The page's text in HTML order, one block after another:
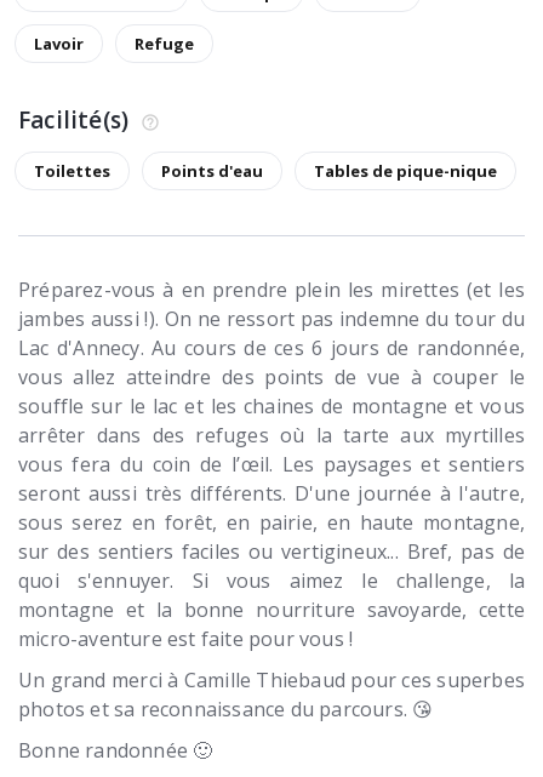
Lavoir Refuge
Facilité(s)
Toilettes Points d'eau Tables de pique-nique
Préparez-vous à en prendre plein les mirettes (et les
jambes aussi !). On ne ressort pas indemne du tour du
Lac d'Annecy. Au cours de ces 6 jours de randonnée,
vous allez atteindre des points de vue à couper le
souffle sur le lac et les chaines de montagne et vous
arrêter dans des refuges où la tarte aux myrtilles
vous fera du coin de l’œil. Les paysages et sentiers
seront aussi très différents. D'une journée à l'autre,
sous serez en forêt, en pairie, en haute montagne,
sur des sentiers faciles ou vertigineux... Bref, pas de
quoi s'ennuyer. Si vous aimez le challenge, la
montagne et la bonne nourriture savoyarde, cette
micro-aventure est faite pour vous !
Un grand merci à Camille Thiebaud pour ces superbes
photos et sa reconnaissance du parcours. 😘
Bonne randonnée 🙂